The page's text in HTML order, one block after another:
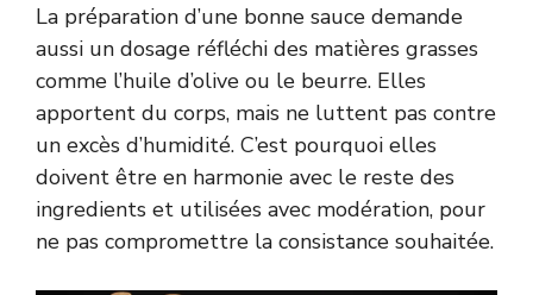
La préparation d’une bonne sauce demande
aussi un dosage réfléchi des matières grasses
comme l’huile d’olive ou le beurre. Elles
apportent du corps, mais ne luttent pas contre
un excès d’humidité. C’est pourquoi elles
doivent être en harmonie avec le reste des
ingredients et utilisées avec modération, pour
ne pas compromettre la consistance souhaitée.